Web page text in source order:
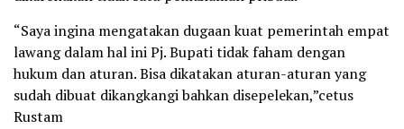
“Saya ingina mengatakan dugaan kuat pemerintah empat
lawang dalam hal ini Pj. Bupati tidak faham dengan
hukum dan aturan. Bisa dikatakan aturan-aturan yang
sudah dibuat dikangkangi bahkan disepelekan,”cetus
Rustam